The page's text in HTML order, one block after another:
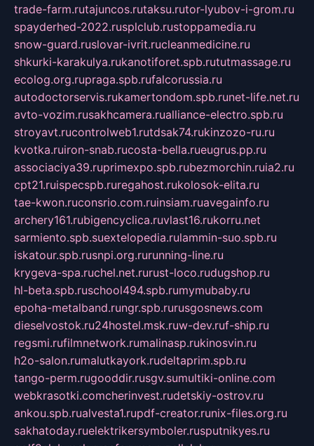
trade-farm.rutajuncos.rutaksu.rutor-lyubov-i-grom.ru
spayderhed-2022.rusplclub.rustoppamedia.ru
snow-guard.ruslovar-ivrit.rucleanmedicine.ru
shkurki-karakulya.rukanotiforet.spb.rututmassage.ru
ecolog.org.rupraga.spb.rufalcorussia.ru
autodoctorservis.rukamertondom.spb.runet-life.net.ru
avto-vozim.rusakhcamera.rualliance-electro.spb.ru
stroyavt.rucontrolweb1.rutdsak74.rukinzozo-ru.ru
kvotka.ruiron-snab.rucosta-bella.rueugrus.pp.ru
associaciya39.ruprimexpo.spb.rubezmorchin.ruia2.ru
cpt21.ruispecspb.ruregahost.rukolosok-elita.ru
tae-kwon.ruconsrio.com.ruinsiam.ruavegainfo.ru
archery161.rubigencyclica.ruvlast16.rukorru.net
sarmiento.spb.suextelopedia.rulammin-suo.spb.ru
iskatour.spb.rusnpi.org.rurunning-line.ru
krygeva-spa.ruchel.net.rurust-loco.rudugshop.ru
hl-beta.spb.ruschool494.spb.rumymubaby.ru
epoha-metalband.rungr.spb.rurusgosnews.com
dieselvostok.ru24hostel.msk.ruw-dev.ruf-ship.ru
regsmi.rufilmnetwork.rumalinasp.rukinosvin.ru
h2o-salon.rumalutkayork.rudeltaprim.spb.ru
tango-perm.rugooddir.rusgv.sumultiki-online.com
webkrasotki.comcherinvest.rudetskiy-ostrov.ru
ankou.spb.rualvesta1.rupdf-creator.runix-files.org.ru
sakhatoday.ruelektrikersymboler.rusputnikyes.ru